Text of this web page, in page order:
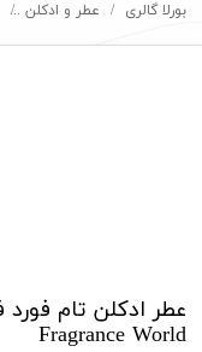
بورلا گالری عطر و ادکلن
عطر ادکلن تام فورد
Fragrance World